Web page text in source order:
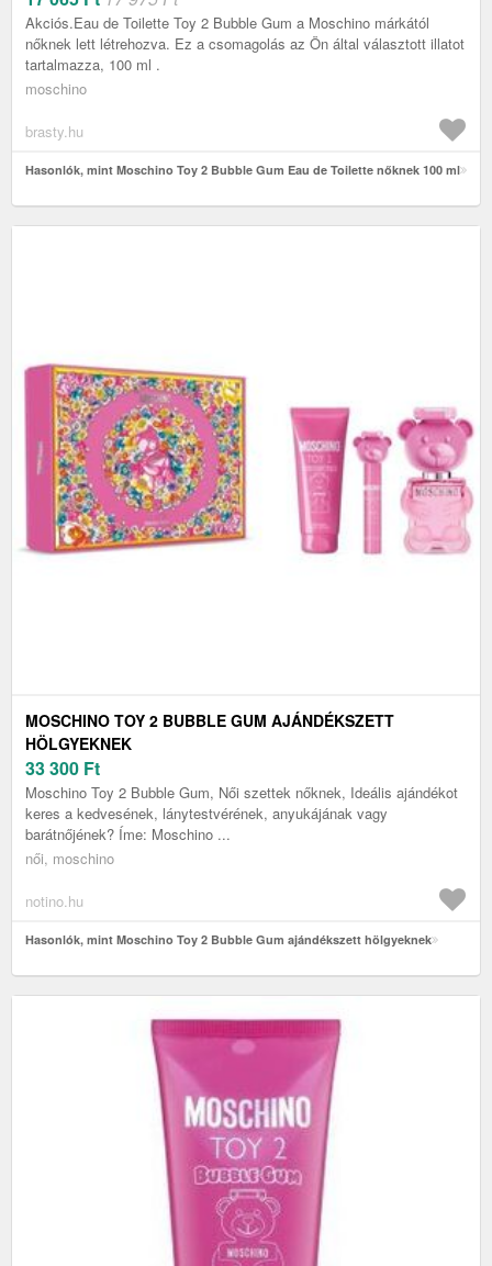
Akciós.Eau de Toilette Toy 2 Bubble Gum a Moschino márkától
nőknek lett létrehozva. Ez a csomagolás az Ön által választott illatot
tartalmazza, 100 ml .
moschino
brasty.hu
Hasonlók, mint Moschino Toy 2 Bubble Gum Eau de Toilette nőknek 100 ml
MOSCHINO TOY 2 BUBBLE GUM AJÁNDÉKSZETT
HÖLGYEKNEK
33 300 Ft
Moschino Toy 2 Bubble Gum, Női szettek nőknek, Ideális ajándékot
keres a kedvesének, lánytestvérének, anyukájának vagy
barátnőjének? Íme: Moschino ...
női, moschino
notino.hu
Hasonlók, mint Moschino Toy 2 Bubble Gum ajándékszett hölgyeknek